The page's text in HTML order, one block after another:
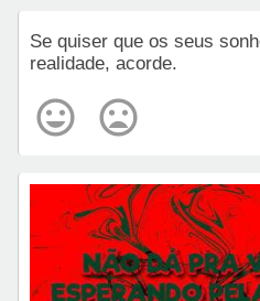
Se quiser que os seus
realidade, acorde.